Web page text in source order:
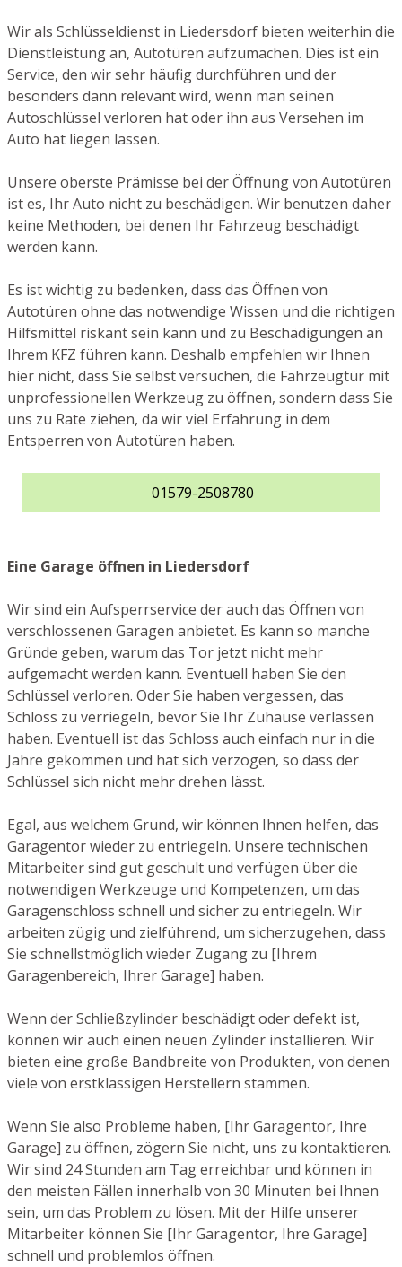
Wir als Schlüsseldienst in Liedersdorf bieten weiterhin die
Dienstleistung an, Autotüren aufzumachen. Dies ist ein
Service, den wir sehr häufig durchführen und der
besonders dann relevant wird, wenn man seinen
Autoschlüssel verloren hat oder ihn aus Versehen im
Auto hat liegen lassen.
Unsere oberste Prämisse bei der Öffnung von Autotüren
ist es, Ihr Auto nicht zu beschädigen. Wir benutzen daher
keine Methoden, bei denen Ihr Fahrzeug beschädigt
werden kann.
Es ist wichtig zu bedenken, dass das Öffnen von
Autotüren ohne das notwendige Wissen und die richtigen
Hilfsmittel riskant sein kann und zu Beschädigungen an
Ihrem KFZ führen kann. Deshalb empfehlen wir Ihnen
hier nicht, dass Sie selbst versuchen, die Fahrzeugtür mit
unprofessionellen Werkzeug zu öffnen, sondern dass Sie
uns zu Rate ziehen, da wir viel Erfahrung in dem
Entsperren von Autotüren haben.
01579-2508780
Eine Garage öffnen in Liedersdorf
Wir sind ein Aufsperrservice der auch das Öffnen von
verschlossenen Garagen anbietet. Es kann so manche
Gründe geben, warum das Tor jetzt nicht mehr
aufgemacht werden kann. Eventuell haben Sie den
Schlüssel verloren. Oder Sie haben vergessen, das
Schloss zu verriegeln, bevor Sie Ihr Zuhause verlassen
haben. Eventuell ist das Schloss auch einfach nur in die
Jahre gekommen und hat sich verzogen, so dass der
Schlüssel sich nicht mehr drehen lässt.
Egal, aus welchem Grund, wir können Ihnen helfen, das
Garagentor wieder zu entriegeln. Unsere technischen
Mitarbeiter sind gut geschult und verfügen über die
notwendigen Werkzeuge und Kompetenzen, um das
Garagenschloss schnell und sicher zu entriegeln. Wir
arbeiten zügig und zielführend, um sicherzugehen, dass
Sie schnellstmöglich wieder Zugang zu [Ihrem
Garagenbereich, Ihrer Garage] haben.
Wenn der Schließzylinder beschädigt oder defekt ist,
können wir auch einen neuen Zylinder installieren. Wir
bieten eine große Bandbreite von Produkten, von denen
viele von erstklassigen Herstellern stammen.
Wenn Sie also Probleme haben, [Ihr Garagentor, Ihre
Garage] zu öffnen, zögern Sie nicht, uns zu kontaktieren.
Wir sind 24 Stunden am Tag erreichbar und können in
den meisten Fällen innerhalb von 30 Minuten bei Ihnen
sein, um das Problem zu lösen. Mit der Hilfe unserer
Mitarbeiter können Sie [Ihr Garagentor, Ihre Garage]
schnell und problemlos öffnen.